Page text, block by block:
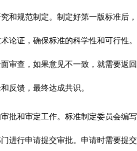
和规范制定。制定好第一版标准后，
论证，确保标准的科学性和可行性。
审查，如果意见不一致，就需要返回
反馈，最终达成共识。
批和审定工作。标准制定委员会编写
进行申请提交审批。申请时需要提交